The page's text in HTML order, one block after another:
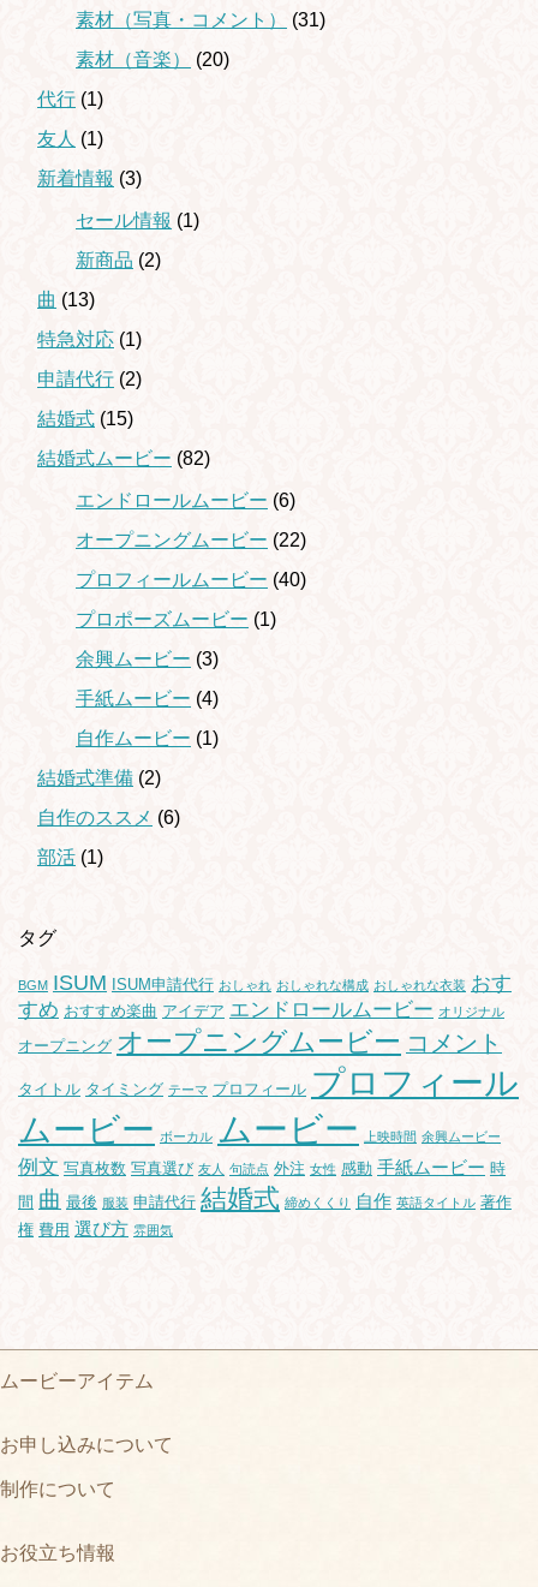
素材（写真・コメント）
(31)
素材（音楽）
(20)
代行 (1)
友人 (1)
新着情報 (3)
セール情報 (1)
新商品 (2)
曲 (13)
特急対応 (1)
申請代行 (2)
結婚式 (15)
結婚式ムービー (82)
エンドロールムービー (6)
オープニングムービー (22)
プロフィールムービー (40)
プロポーズムービー (1)
余興ムービー (3)
手紙ムービー (4)
自作ムービー (1)
結婚式準備 (2)
自作のススメ (6)
部活 (1)
タグ
BGM ISUM ISUM申請代行 おしゃれ おしゃれな構成 おしゃれな衣装 おす
すめ おすすめ楽曲 アイデア エンドロールムービー オリジナル
オープニング オープニングムービー コメント
タイトル タイミング テーマ プロフィール プロフィール
ムービー ボーカル ムービー 上映時間 余興ムービー
例文 写真枚数 写真選び 友人 句読点 外注 女性 感動 手紙ムービー 時
間 曲 最後 服装 申請代行 結婚式 締めくくり 自作 英語タイトル 著作
権 費用 選び方 雰囲気
ムービーアイテム
お申し込みについて
制作について
お役立ち情報